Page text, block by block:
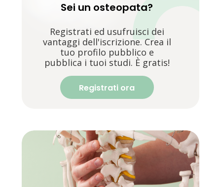
Sei un osteopata?
Registrati ed usufruisci dei
vantaggi dell'iscrizione. Crea il
tuo profilo pubblico e
pubblica i tuoi studi. È gratis!
Registrati ora